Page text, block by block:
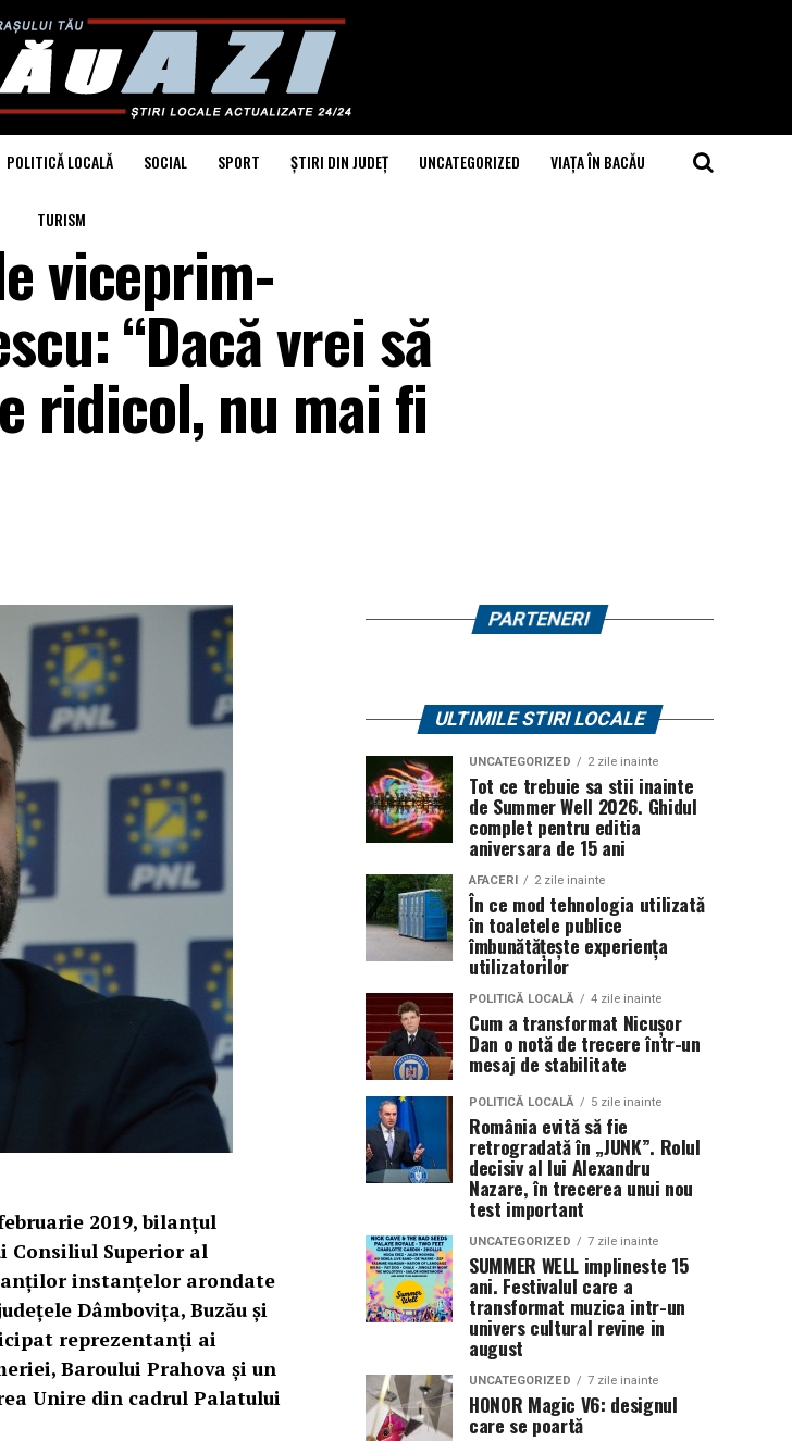
POLITICĂ LOCALĂ SOCIAL SPORT ȘTIRI DIN JUDEȚ UNCATEGORIZED VIAȚA ÎN BACĂU
TURISM
viceprim-
“Dacă vrei să
ridicol, nu mai fi
2019, bilanțul
Consiliul Superior al
instanțelor arondate
Dâmbovița, Buzău și
reprezentanți ai
Baroului Prahova și un
Unire din cadrul Palatului
PARTENERI
ULTIMILE STIRI LOCALE
UNCATEGORIZED 2 zile inainte
Tot ce trebuie sa stii inainte
de Summer Well 2026. Ghidul
complet pentru editia
aniversara de 15 ani
AFACERI 2 zile inainte
În ce mod tehnologia utilizată
în toaletele publice
îmbunătățește experiența
utilizatorilor
POLITICĂ LOCALĂ 4 zile inainte
Cum a transformat Nicușor
Dan o notă de trecere într-un
mesaj de stabilitate
POLITICĂ LOCALĂ 5 zile inainte
România evită să fie
retrogradată în „JUNK”. Rolul
decisiv al lui Alexandru
Nazare, în trecerea unui nou
test important
UNCATEGORIZED 7 zile inainte
SUMMER WELL implineste 15
ani. Festivalul care a
transformat muzica intr-un
univers cultural revine in
august
UNCATEGORIZED 7 zile inainte
HONOR Magic V6: designul
care se poartă